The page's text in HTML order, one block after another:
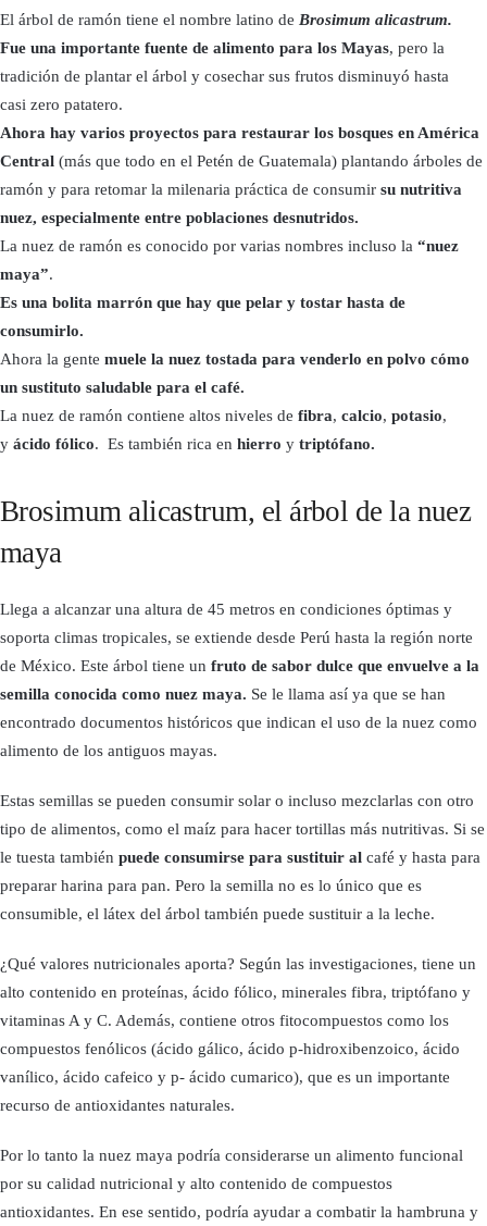
El árbol de ramón tiene el nombre latino de Brosimum alicastrum.
Fue una importante fuente de alimento para los Mayas, pero la
tradición de plantar el árbol y cosechar sus frutos disminuyó hasta
casi zero patatero.
Ahora hay varios proyectos para restaurar los bosques en América
Central (más que todo en el Petén de Guatemala) plantando árboles de
ramón y para retomar la milenaria práctica de consumir su nutritiva
nuez, especialmente entre poblaciones desnutridos.
La nuez de ramón es conocido por varias nombres incluso la “nuez
maya”.
Es una bolita marrón que hay que pelar y tostar hasta de
consumirlo.
Ahora la gente muele la nuez tostada para venderlo en polvo cómo
un sustituto saludable para el café.
La nuez de ramón contiene altos niveles de fibra, calcio, potasio,
y ácido fólico. Es también rica en hierro y triptófano.
Brosimum alicastrum, el árbol de la nuez
maya
Llega a alcanzar una altura de 45 metros en condiciones óptimas y
soporta climas tropicales, se extiende desde Perú hasta la región norte
de México. Este árbol tiene un fruto de sabor dulce que envuelve a la
semilla conocida como nuez maya. Se le llama así ya que se han
encontrado documentos históricos que indican el uso de la nuez como
alimento de los antiguos mayas.
Estas semillas se pueden consumir solar o incluso mezclarlas con otro
tipo de alimentos, como el maíz para hacer tortillas más nutritivas. Si se
le tuesta también puede consumirse para sustituir al café y hasta para
preparar harina para pan. Pero la semilla no es lo único que es
consumible, el látex del árbol también puede sustituir a la leche.
¿Qué valores nutricionales aporta? Según las investigaciones, tiene un
alto contenido en proteínas, ácido fólico, minerales fibra, triptófano y
vitaminas A y C. Además, contiene otros fitocompuestos como los
compuestos fenólicos (ácido gálico, ácido p-hidroxibenzoico, ácido
vanílico, ácido cafeico y p- ácido cumarico), que es un importante
recurso de antioxidantes naturales.
Por lo tanto la nuez maya podría considerarse un alimento funcional
por su calidad nutricional y alto contenido de compuestos
antioxidantes. En ese sentido, podría ayudar a combatir la hambruna y